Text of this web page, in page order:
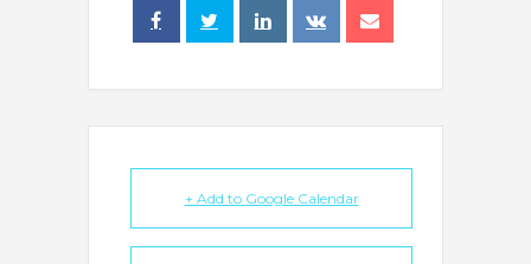
+ Add to Google Calendar